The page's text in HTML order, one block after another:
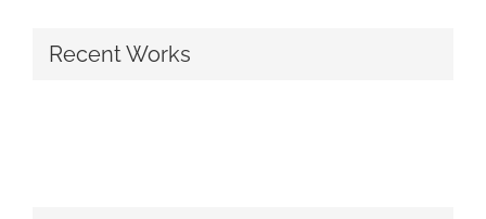
Recent Works